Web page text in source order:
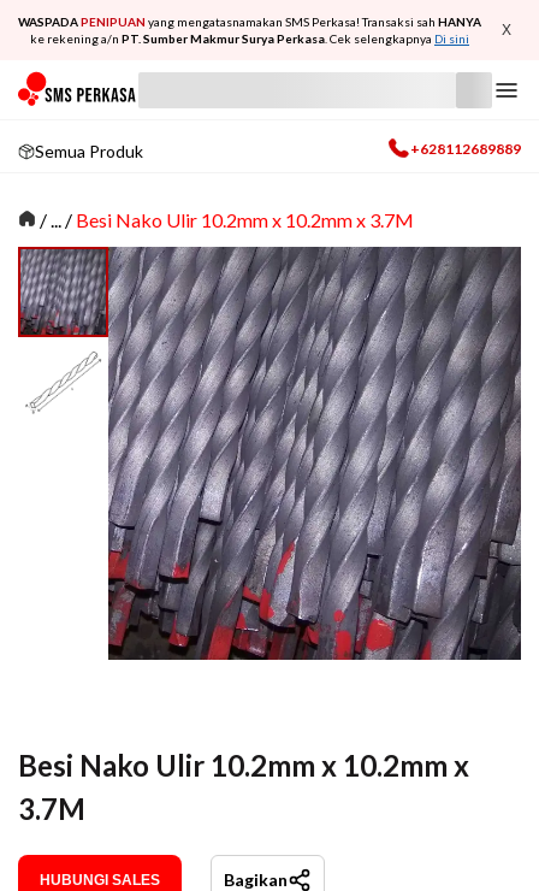
WASPADAPENIPUAN yang mengatasnamakan SMS Perkasa! Transaksi sah HANYA
ke rekening a/n PT. Sumber Makmur Surya Perkasa . Cek selengkapnya Di sini X
Semua Produk +628112689889
/... / Besi Nako Ulir 10.2mm x 10.2mm x 3.7M
Besi Nako Ulir 10.2mm x 10.2mm x
3.7M
HUBUNGI SALES Bagikan